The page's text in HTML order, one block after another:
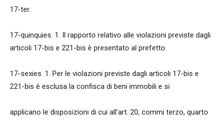
17-ter.
17-quinquies. 1. Il rapporto relativo alle violazioni previste dagli
articoli 17-bis e 221-bis è presentato al prefetto.
17-sexies. 1. Per le violazioni previste dagli articoli 17-bis e
221-bis è esclusa la confisca di beni immobili e si
applicano le disposizioni di cui all'art. 20, commi terzo, quarto